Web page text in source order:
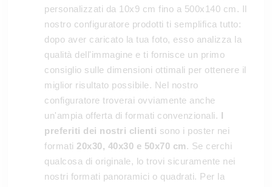
personalizzati da 10x9 cm fino a 500x140 cm. Il
nostro configuratore prodotti ti semplifica tutto:
dopo aver caricato la tua foto, esso analizza la
qualità dell'immagine e ti fornisce un primo
consiglio sulle dimensioni ottimali per ottenere il
miglior risultato possibile. Nel nostro
configuratore troverai ovviamente anche
un'ampia offerta di formati convenzionali. I
preferiti dei nostri clienti sono i poster nei
formati 20x30, 40x30 e 50x70 cm. Se cerchi
qualcosa di originale, lo trovi sicuramente nei
nostri formati panoramici o quadrati. Per la